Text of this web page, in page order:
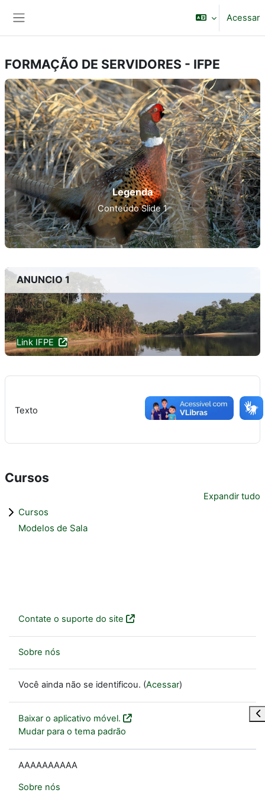
Acessar
FORMAÇÃO DE SERVIDORES - IFPE
Legenda
Conteúdo Slide 1
ANUNCIO 1
ANUNCIO
Link IFPE
Texto
Cursos
Expandir tudo
Cursos
Modelos de Sala
Contate o suporte do site
Sobre nós
Você ainda não se identificou. (Acessar)
Baixar o aplicativo móvel.
Mudar para o tema padrão
AAAAAAAAAA
Sobre nós